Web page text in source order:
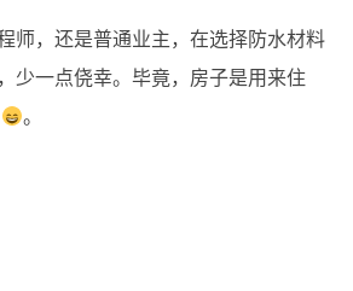
师，还是普通业主，在选择防水材料
少一点侥幸。毕竟，房子是用来住
。